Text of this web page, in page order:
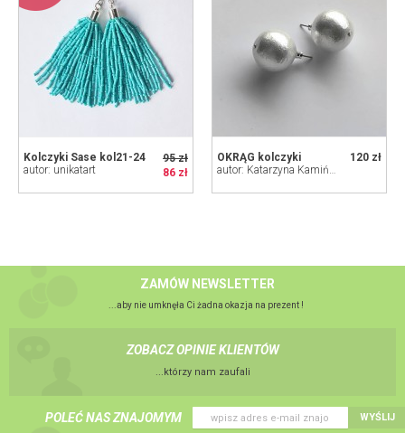
95 zł
86 zł
Kolczyki Sase kol21-24
autor: unikatart
120 zł
OKRĄG kolczyki
autor: Katarzyna Kamińska - ART
ZAMÓW NEWSLETTER
...aby nie umknęła Ci żadna okazja na prezent !
ZOBACZ OPINIE KLIENTÓW
...którzy nam zaufali
POLEĆ NAS ZNAJOMYM WYŚLIJ